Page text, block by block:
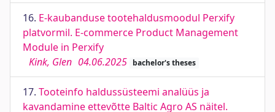
16. E-kaubanduse tootehaldusmoodul Perxify
platvormil. E-commerce Product Management
Module in Perxify
Kink, Glen 04.06.2025 bachelor's theses
17. Tooteinfo haldussüsteemi analüüs ja
kavandamine ettevõtte Baltic Agro AS näitel.